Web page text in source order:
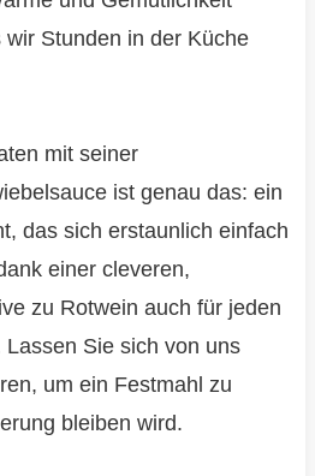
Stunden in der Küche
mit seiner
ist genau das: ein
das sich erstaunlich einfach
einer cleveren,
zu Rotwein auch für jeden
Sie sich von uns
um ein Festmahl zu
bleiben wird.